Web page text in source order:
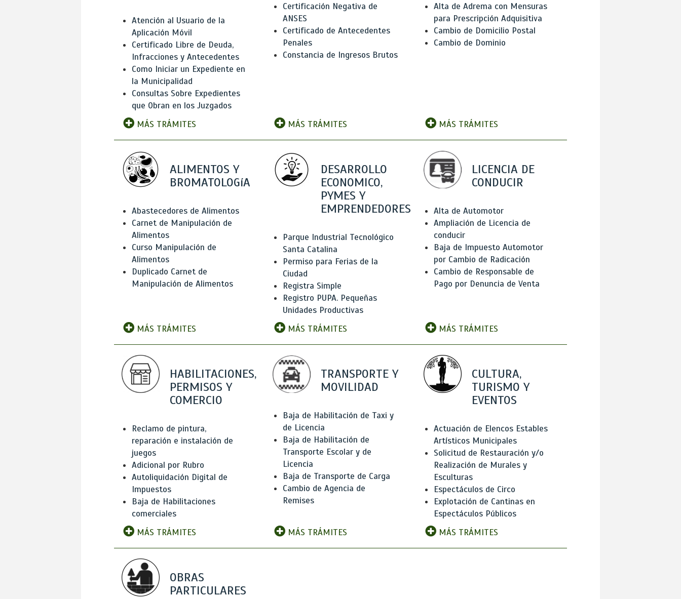
Atención al Usuario de la
Aplicación Móvil
Certificado Libre de Deuda,
Infracciones y Antecedentes
Como Iniciar un Expediente en
la Municipalidad
Consultas Sobre Expedientes
que Obran en los Juzgados
MÁS TRÁMITES
Certificación Negativa de
ANSES
Certificado de Antecedentes
Penales
Constancia de Ingresos Brutos
MÁS TRÁMITES
Alta de Adrema con Mensuras
para Prescripción Adquisitiva
Cambio de Domicilio Postal
Cambio de Dominio
MÁS TRÁMITES
ALIMENTOS Y
BROMATOLOGíA
Abastecedores de Alimentos
Carnet de Manipulación de
Alimentos
Curso Manipulación de
Alimentos
Duplicado Carnet de
Manipulación de Alimentos
MÁS TRÁMITES
DESARROLLO
ECONOMICO,
PYMES Y
EMPRENDEDORES
Parque Industrial Tecnológico
Santa Catalina
Permiso para Ferias de la
Ciudad
Registra Simple
Registro PUPA. Pequeñas
Unidades Productivas
MÁS TRÁMITES
LICENCIA DE
CONDUCIR
Alta de Automotor
Ampliación de Licencia de
conducir
Baja de Impuesto Automotor
por Cambio de Radicación
Cambio de Responsable de
Pago por Denuncia de Venta
MÁS TRÁMITES
HABILITACIONES,
PERMISOS Y
COMERCIO
Reclamo de pintura,
reparación e instalación de
juegos
Adicional por Rubro
Autoliquidación Digital de
Impuestos
Baja de Habilitaciones
comerciales
MÁS TRÁMITES
TRANSPORTE Y
MOVILIDAD
Baja de Habilitación de Taxi y
de Licencia
Baja de Habilitación de
Transporte Escolar y de
Licencia
Baja de Transporte de Carga
Cambio de Agencia de
Remises
MÁS TRÁMITES
CULTURA,
TURISMO Y
EVENTOS
Actuación de Elencos Estables
Artísticos Municipales
Solicitud de Restauración y/o
Realización de Murales y
Esculturas
Espectáculos de Circo
Explotación de Cantinas en
Espectáculos Públicos
MÁS TRÁMITES
OBRAS
PARTICULARES